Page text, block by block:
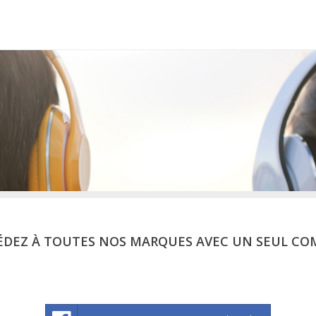
À TOUTES NOS MARQUES AVEC UN SEUL